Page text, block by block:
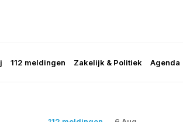
112 meldingen Zakelijk & Politiek Agenda